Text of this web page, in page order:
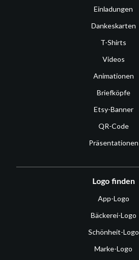
Einladungen
Dankeskarten
T-Shirts
Videos
Animationen
Briefköpfe
Etsy-Banner
QR-Code
Präsentationen
Logo finden
App-Logo
Bäckerei-Logo
Schönheit-Logo
Marke-Logo